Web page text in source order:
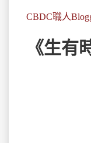
CBDC職人
《生有